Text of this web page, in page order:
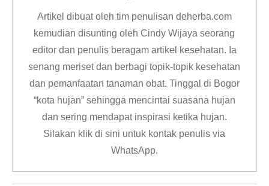
Artikel dibuat oleh tim penulisan deherba.com
kemudian disunting oleh Cindy Wijaya seorang
editor dan penulis beragam artikel kesehatan. Ia
senang meriset dan berbagi topik-topik kesehatan
dan pemanfaatan tanaman obat. Tinggal di Bogor
“kota hujan” sehingga mencintai suasana hujan
dan sering mendapat inspirasi ketika hujan.
Silakan klikdi sini untuk kontak penulis via
WhatsApp.